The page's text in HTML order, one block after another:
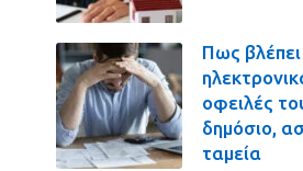
Πως βλέπει
οφειλές
δημόσιο,
ταμεία